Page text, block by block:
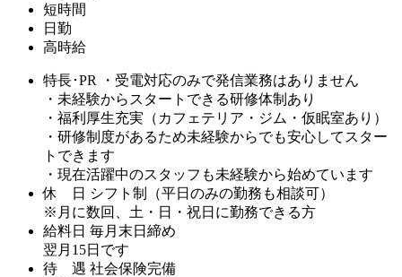
短時間
日勤
高時給
特長･PR
・受電対応のみで発信業務はありません
・未経験からスタートできる研修体制あり
・福利厚生充実（カフェテリア・ジム・仮眠室あり）
・研修制度があるため未経験からでも安心してスター
トできます
・現在活躍中のスタッフも未経験から始めています
休 日 シフト制（平日のみの勤務も相談可）
※月に数回、土・日・祝日に勤務できる方
給料日 毎月末日締め
翌月15日です
待 遇 社会保険完備